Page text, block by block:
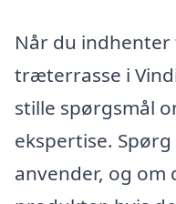
Når du
træterrasse i
stille spørgsmål
ekspertise.
anvender, og om